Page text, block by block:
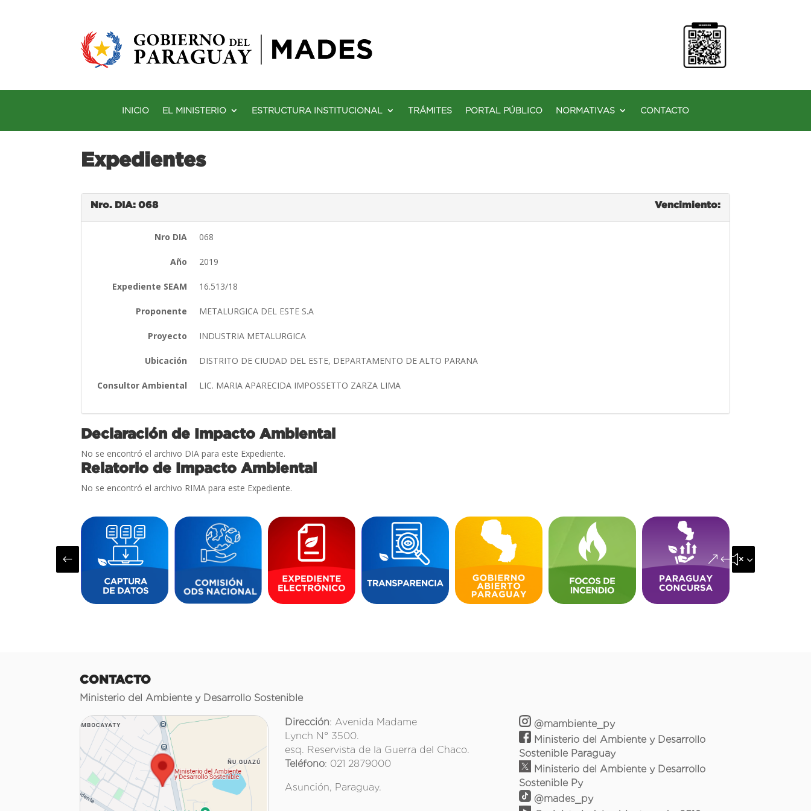
INICIO EL MINISTERIO ESTRUCTURA INSTITUCIONAL TRÁMITES PORTAL PÚBLICO NORMATIVAS CONTACTO
Expedientes
Nro. DIA: 068 Vencimiento:
Nro DIA 068
Año 2019
Expediente SEAM 16.513/18
Proponente METALURGICA DEL ESTE S.A
Proyecto INDUSTRIA METALURGICA
Ubicación DISTRITO DE CIUDAD DEL ESTE, DEPARTAMENTO DE ALTO PARANA
Consultor Ambiental LIC. MARIA APARECIDA IMPOSSETTO ZARZA LIMA
Declaración de Impacto Ambiental
No se encontró el archivo DIA para este Expediente.
Relatorio de Impacto Ambiental
No se encontró el archivo RIMA para este Expediente.
# &#x35;
CONTACTO
Ministerio del Ambiente y Desarrollo Sostenible
Dirección: Avenida Madame
Lynch N° 3500.
esq. Reservista de la Guerra del Chaco.
Teléfono: 021 2879000
Asunción, Paraguay.
@mambiente_py
Ministerio del Ambiente y Desarrollo
Sostenible Paraguay
Ministerio del Ambiente y Desarrollo
Sostenible Py
@mades_py